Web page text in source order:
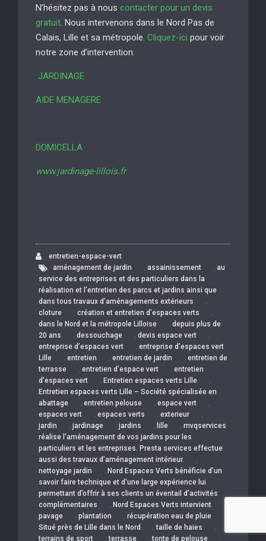
N’hésitez pas à nous contacter pour un devis
gratuit. Nous intervenons dans le Nord Pas de
Calais, Lille et sa métropole. Cliquez-ici pour voir
notre zone d’intervention.
JARDINAGE
AIDE MENAGERE
DOMICELLA
www.jardinage-lillois.fr
entretien-espace-vert
aménagement de jardin
, assainissement , au
service des entreprises et des particuliers dans la
réalisation et l’entretien des parcs et jardins ainsi que
dans tous travaux d’aménagements extérieurs
,
cloture , création et entretien d’espaces verts ,
dans le Nord et la métropole Lilloise , depuis plus de
20 ans
, dessouchage , devis espace vert ,
entreprise d’espaces vert , entreprise d’espaces vert
Lille
, entretien , entretien de jardin , entretien de
terrasse
, entretien d’espace vert , entretien
d’espaces vert
, Entretien espaces verts Lille ,
Entretien espaces verts Lille – Société spécialisée en
abattage
, entretien pelouse , espace vert ,
espaces vert , espaces verts , exterieur ,
jardin , jardinage , jardins , lille , mvqservices
réalise l’aménagement de vos jardins pour les
particuliers et les entreprises. Presta services effectue
aussi des travaux d’aménagement intérieur.
,
nettoyage jardin , Nord Espaces Verts bénéficie d’un
savoir faire technique et d’une large expérience lui
permettant d’offrir à ses clients un éventail d’activités
complémentaires
, Nord Espaces Verts intervient
pavage , plantation , récupération eau de pluie
Situé près de Lille dans le Nord ,taille de haies ,
terrains de sport ,terrasse ,tonte de pelouse ,